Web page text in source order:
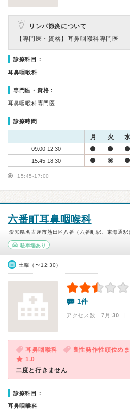
リンパ節炎について
【専門医・資格】 耳鼻咽喉科専門医
診療科目：
耳鼻咽喉科
専門医・資格：
耳鼻咽喉科専門医
診療時間
月 火 水
09:00-12:30
15:45-18:30
15:45-17:00
六番町耳鼻咽喉科
愛知県名古屋市熱田区八番（六番町駅、東海通駅
駐車場あり
土曜（〜12:30）
1件
アクセス数 7月:30 |
耳鼻咽喉科 良性発作性頭位め
1.0
二度と行きません
診療科目：
耳鼻咽喉科